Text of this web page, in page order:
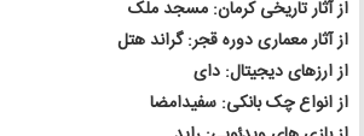
از آثار تاریخی کرمان: مسجد ملک
از آثار معماری دوره قجر: گراند هتل
از ارزهای دیجیتال: دای
از انواع چک بانکی: سفیدامضا